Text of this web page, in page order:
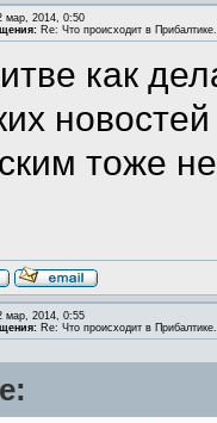
мар, 2014, 0:50
Re: Что происходит в Прибалтике.
как
тоже
мар, 2014, 0:55
Re: Что происходит в Прибалтике.